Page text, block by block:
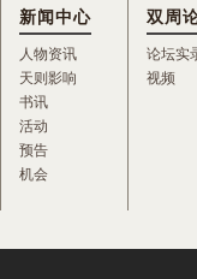
新闻中心
人物资讯
天则影响
书讯
活动
预告
机会
双周
论坛实
视频